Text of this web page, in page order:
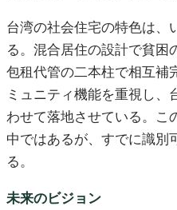
台湾の社会住宅の特色は、
る。混合居住の設計で貧困
包租代管の二本柱で相互補
ミュニティ機能を重視し、
わせて落地させている。こ
中ではあるが、すでに識別
る。
未来のビジョン